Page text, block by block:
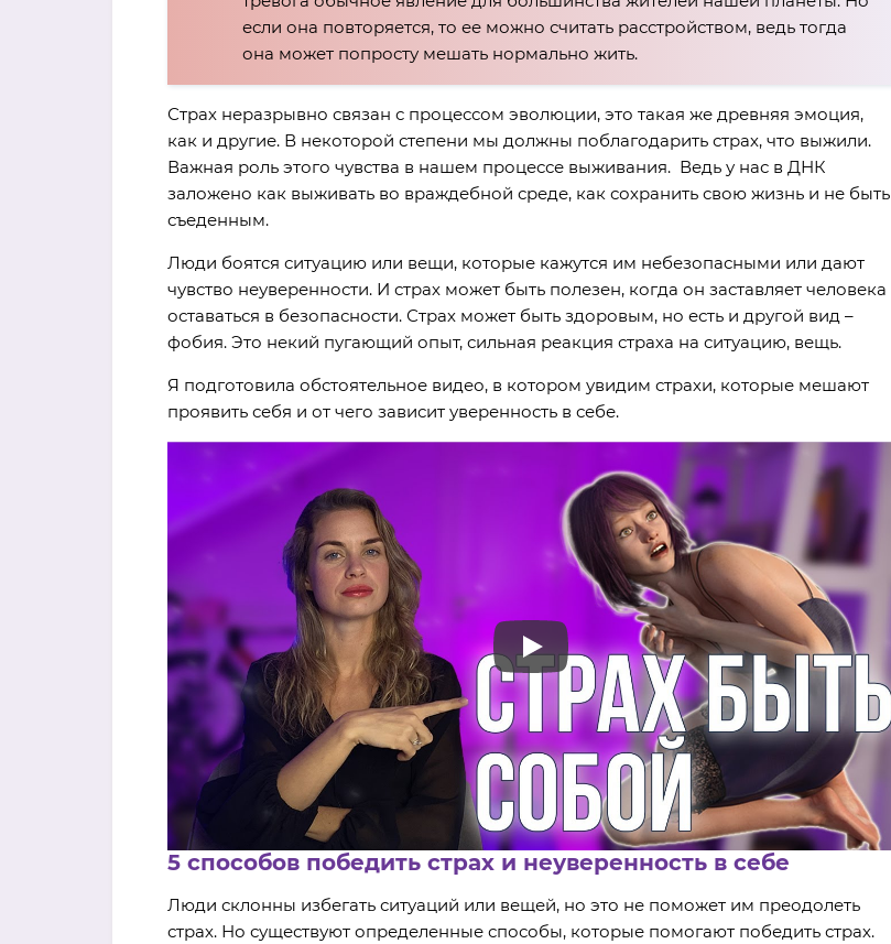
если она повторяется, то ее можно считать расстройством, ведь тогда
она может попросту мешать нормально жить.
Страх неразрывно связан с процессом эволюции, это такая же древняя эмоция,
как и другие. В некоторой степени мы должны поблагодарить страх, что выжили.
Важная роль этого чувства в нашем процессе выживания. Ведь у нас в ДНК
заложено как выживать во враждебной среде, как сохранить свою жизнь и не быть
съеденным.
Люди боятся ситуацию или вещи, которые кажутся им небезопасными или дают
чувство неуверенности. И страх может быть полезен, когда он заставляет человека
оставаться в безопасности. Страх может быть здоровым, но есть и другой вид –
фобия. Это некий пугающий опыт, сильная реакция страха на ситуацию, вещь.
Я подготовила обстоятельное видео, в котором увидим страхи, которые мешают
проявить себя и от чего зависит уверенность в себе.
5 способов победить страх и неуверенность в себе
Люди склонны избегать ситуаций или вещей, но это не поможет им преодолеть
страх. Но существуют определенные способы, которые помогают победить страх.